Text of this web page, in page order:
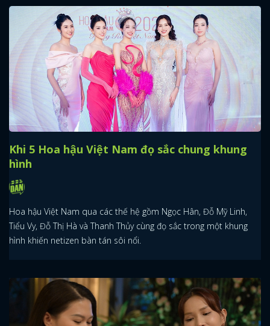
Khi 5 Hoa hậu Việt Nam đọ sắc chung khung
hình
Hoa hậu Việt Nam qua các thế hệ gồm Ngọc Hân, Đỗ Mỹ Linh,
Tiểu Vy, Đỗ Thị Hà và Thanh Thủy cùng đọ sắc trong một khung
hình khiến netizen bàn tán sôi nổi.